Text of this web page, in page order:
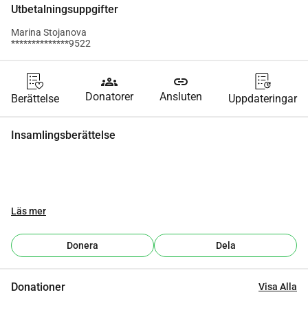
Utbetalningsuppgifter
Marina Stojanova
**************9522
Berättelse
groups
Donatorer
link
Ansluten Uppdateringar
Insamlingsberättelse
Läs mer
Donera Dela
Donationer Visa Alla